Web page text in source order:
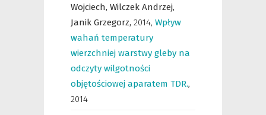
Wojciech, Wilczek Andrzej,
Janik Grzegorz, 2014, Wpływ
wahań temperatury
wierzchniej warstwy gleby na
odczyty wilgotności
objętościowej aparatem TDR.,
2014